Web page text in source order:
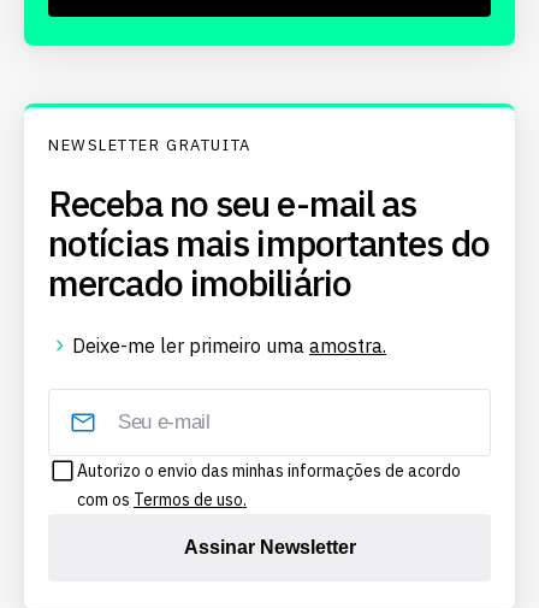
NEWSLETTER GRATUITA
Receba no seu e-mail as
notícias mais importantes do
mercado imobiliário
Deixe-me ler primeiro uma amostra.
Autorizo o envio das minhas informações de acordo
com os Termos de uso.
Assinar Newsletter